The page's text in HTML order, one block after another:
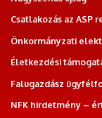
Csatlakozás az ASP
Önkormányzati
Életkezdési
Falugazdász
NFK hirdetmény –